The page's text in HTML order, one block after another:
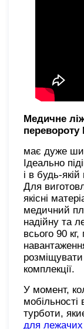
Медичне
перевороту
має дуже
Ідеально
і в будь-
Для
якісні
медичний
надійну та
всього 90
розміщувати
комплекції.
У момент,
турботи,
для